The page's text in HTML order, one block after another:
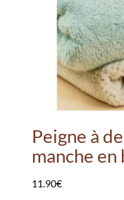
Peigne à
manche
11.90€